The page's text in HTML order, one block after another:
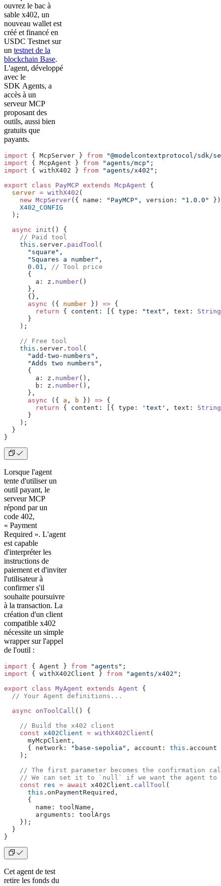
ouvrez le bac à
sable x402, un
nouveau wallet est
créé et financé en
USDC Testnet sur
un testnet de la
blockchain Base.
L'agent, développé
avec le
SDK Agents, a
accès à un
serveur MCP
proposant des
outils, aussi bien
gratuits que
payants.
import { McpServer } from "@modelcontextprotocol/sdk/
import { McpAgent } from "agents/mcp" ;
import { withX402 } from "agents/x402" ;
export class PayMCP extends McpAgent {
  server
= withX402 (
    new
McpServer({ name: "PayMCP" , version: "1.0.0"
    X402_CONFIG
  );
  async
init () {
    // Paid tool
    this
.server. paidTool (
      "square"
,
      "Squares a number"
,
      0.01
,
// Tool price
      {
        a: z.
number()
      },
      {},
      async
({ number }) => {
        return
{ content: [{ type: "text" , text: String
      }
    );
    // Free tool
    this
.server. tool (
      "add-two-numbers"
,
      "Adds two numbers"
,
      {
        a: z.
number(),
        b: z.
number(),
      },
      async
({ a , b }) => {
        return
{ content: [{ type: 'text' , text: String
      }
    );
  }
}
Lorsque l'agent
tente d'utiliser un
outil payant, le
serveur MCP
répond par un
code 402,
« Payment
Required ». L'agent
est capable
d'interpréter les
instructions de
paiement et d'inviter
l'utilisateur à
confirmer s'il
souhaite poursuivre
à la transaction. La
création d'un client
compatible x402
nécessite un simple
wrapper sur l'appel
de l'outil :
import { Agent } from "agents" ;
import { withX402Client } from "agents/x402" ;
export class MyAgent extends Agent {
  // Your Agent definitions...
  async
onToolCall () {
    // Build the x402 client
    const
x402Client = withX402Client (
      myMcpClient,
      { network:
"base-sepolia" , account: this .account
    );
// The first parameter becomes the confirmation
// We can set it to `null` if we want the agent to
    const
res = await x402Client. callTool (
      this
.onPaymentRequired,
      {
        name: toolName,
        arguments: toolArgs
    });
  }
}
Cet agent de test
retire les fonds du